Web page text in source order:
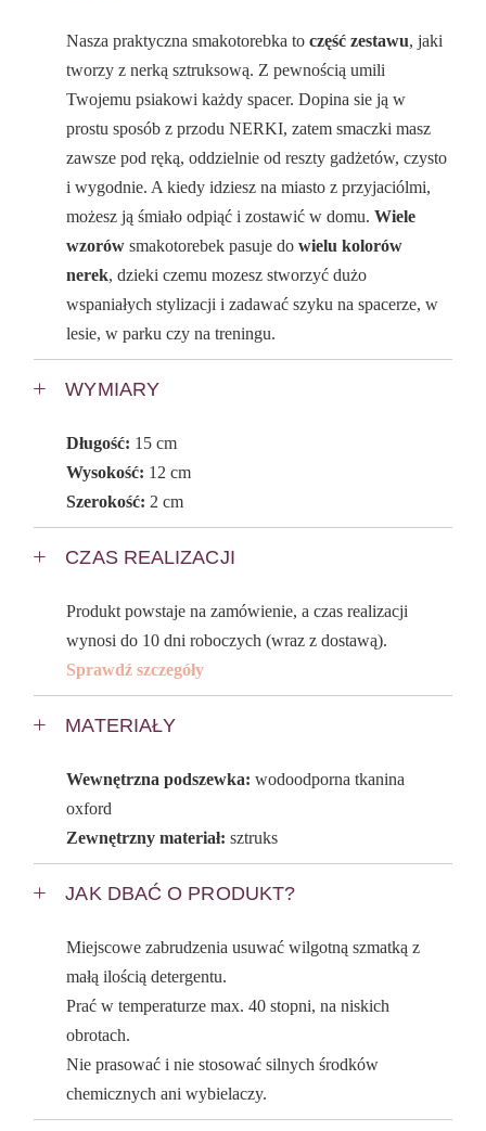
Nasza praktyczna smakotorebka toczęść zestawu, jaki
tworzy z nerką sztruksową. Z pewnością umili
Twojemu psiakowi każdy spacer. Dopina sie ją w
prostu sposób z przodu NERKI, zatem smaczki masz
zawsze pod ręką, oddzielnie od reszty gadżetów, czysto
i wygodnie. A kiedy idziesz na miasto z przyjaciólmi,
możesz ją śmiało odpiąć i zostawić w domu.Wiele
wzorów smakotorebek pasuje dowielu kolorów
nerek, dzieki czemu mozesz stworzyć dużo
wspaniałych stylizacji i zadawać szyku na spacerze, w
lesie, w parku czy na treningu.
WYMIARY
Długość: 15 cm
Wysokość: 12 cm
Szerokość: 2 cm
CZAS REALIZACJI
Produkt powstaje na zamówienie, a czas realizacji
wynosi do 10 dni roboczych (wraz z dostawą).
Sprawdź szczegóły
MATERIAŁY
Wewnętrzna podszewka: wodoodporna tkanina
oxford
Zewnętrzny materiał: sztruks
JAK DBAĆ O PRODUKT?
Miejscowe zabrudzenia usuwać wilgotną szmatką z
małą ilością detergentu.
Prać w temperaturze max. 40 stopni, na niskich
obrotach.
Nie prasować i nie stosować silnych środków
chemicznych ani wybielaczy.